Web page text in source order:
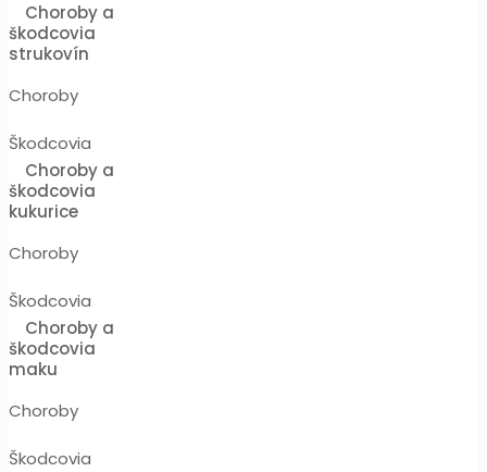
Choroby a
škodcovia
strukovín
Choroby
Škodcovia
Choroby a
škodcovia
kukurice
Choroby
Škodcovia
Choroby a
škodcovia
maku
Choroby
Škodcovia